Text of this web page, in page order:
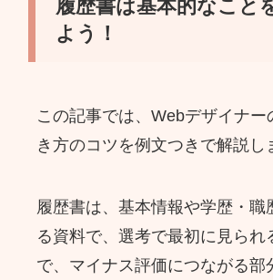
履歴書は基本的なこと
よう！
この記事では、Webデザイナー
き方のコツを例文つきで解説し
履歴書は、基本情報や学歴・職
る資料で、選考で最初に見られ
で、マイナス評価につながる部